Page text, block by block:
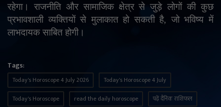
रहेगा। राजनीति और सामाजिक क्षेत्र से जुड़े लोगों की कुछ
प्रभावशाली व्यक्तियों से मुलाकात हो सकती है, जो भविष्य में
लाभदायक साबित होगी।
Tags:
Today's Horoscope 4 July 2026
Today's Horoscope 4 July
Today's Horoscope
read the daily horoscope
पढ़ें दैनिक राशिफल